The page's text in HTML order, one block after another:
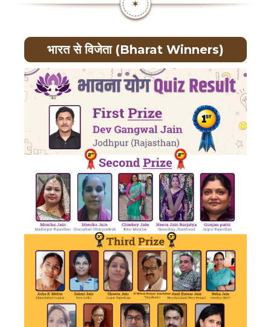
✶
भारत से विजेता (Bharat Winners)